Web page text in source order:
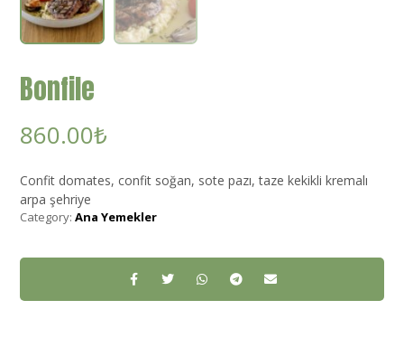
Bonfile
860.00₺
Confit domates, confit soğan, sote pazı, taze kekikli kremalı
arpa şehriye
Category:Ana Yemekler